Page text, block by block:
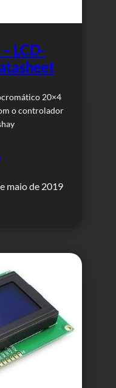
LCD-
20×4
o controlador
maio de 2019